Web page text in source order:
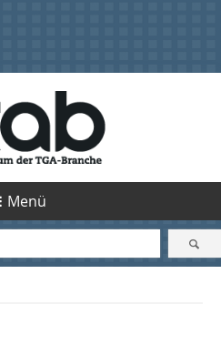
Menü